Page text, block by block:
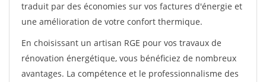
traduit par des économies sur vos factures d'énergie et
une amélioration de votre confort thermique.
En choisissant un artisan RGE pour vos travaux de
rénovation énergétique, vous bénéficiez de nombreux
avantages. La compétence et le professionnalisme des